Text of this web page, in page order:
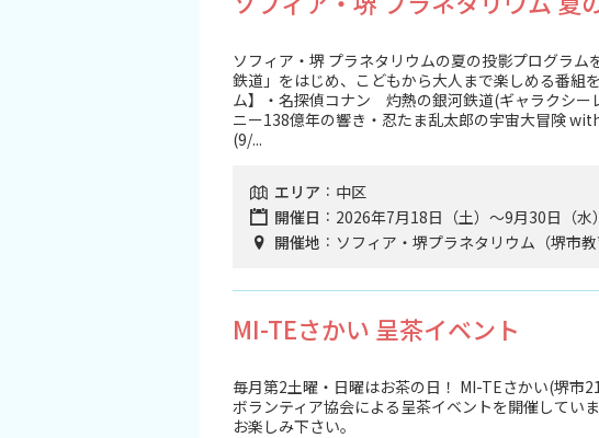
堺観光コンベンション協会について
旅行業約款及びご旅行条件書について
ソフィア・堺 プラネタリウムの夏の投影プログラ
鉄道」をはじめ、こどもから大人まで楽しめる番組
ム】・名探偵コナン 灼熱の銀河鉄道(ギャラクシー
ニー138億年の響き・忍たま乱太郎の宇宙大冒険
(9/...
エリア
中区
開催日
2026年7月18日（土）～9月30日（水）
開催地
ソフィア・堺プラネタリウム（堺市教
MI-TEさかい 呈茶イベント
毎月第2土曜・日曜はお茶の日！ MI-TEさかい(堺市
ボランティア協会による呈茶イベントを開催してい
お楽しみ下さい。